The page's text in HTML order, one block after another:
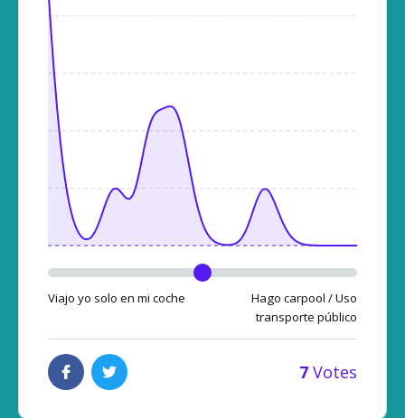
Viajo yo solo en mi coche
Hago carpool / Uso
transporte público
7 Votes